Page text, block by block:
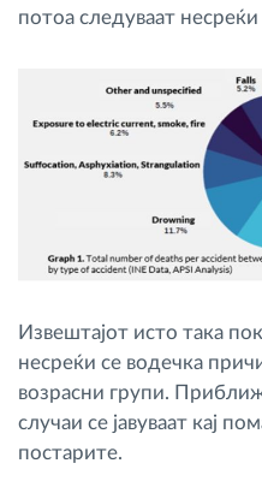
потоа следуваат
Извештајот исто така
несреќи се водечка
возрасни групи.
случаи се јавуваат кај
постарите.